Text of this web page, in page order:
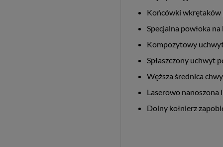
Końcówki wkrętaków
Specjalna powłoka
Kompozytowy
Spłaszczony uchwyt
Węższa średnica
Laserowo
Dolny kołnierz